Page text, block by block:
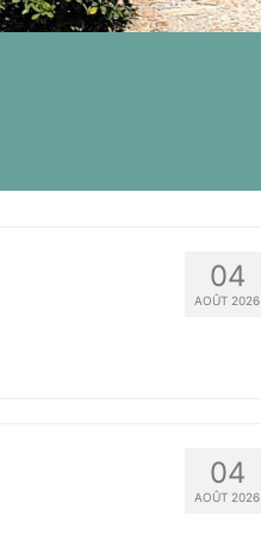
04
AOÛT 2026
04
AOÛT 2026